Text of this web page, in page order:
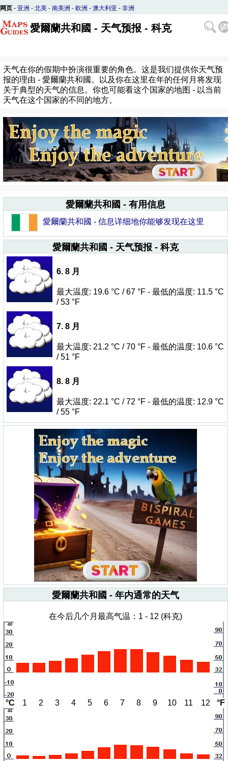
网页 - 亚洲 - 北美 - 南美洲 - 欧洲 - 澳大利亚 - 非洲
愛爾蘭共和國 - 天气预报 - 科克
天气在你的假期中扮演很重要的角色。这是我们提供你天气预
报的理由 - 愛爾蘭共和國。以及你在这里在年的任何月将发现
关于典型的天气的信息。你也可能看这个国家的地图 - 以当前
天气在这个国家的不同的地方。
愛爾蘭共和國 - 有用信息
愛爾蘭共和國 - 信息详细地你能够发现在这里
愛爾蘭共和國 - 天气预报 - 科克
6. 8 月
最大温度: 19.6 °C / 67 °F - 最低的温度: 11.5 °C
/ 53 °F
7. 8 月
最大温度: 21.2 °C / 70 °F - 最低的温度: 10.6 °C
/ 51 °F
8. 8 月
最大温度: 22.1 °C / 72 °F - 最低的温度: 12.9 °C
/ 55 °F
愛爾蘭共和國 - 年内通常的天气
在今后几个月最高气温：1 - 12 (科克)
°C 1 2 3 4 5 6 7 8 9 10 11 12 °F